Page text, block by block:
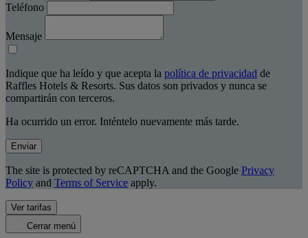
Teléfono
Mensaje
Indique que ha leído y que acepta la política de privacidad de
Raffles Hotels & Resorts. Sus datos son privados y nunca se
compartirán con terceros.
Ha ocurrido un error. Inténtelo nuevamente más tarde.
Enviar
The site is protected by reCAPTCHA and the Google Privacy
Policy and Terms of Service apply.
Ver tarifas
Cerrar menú